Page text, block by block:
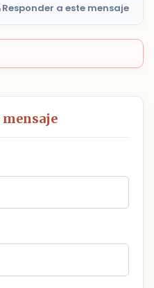
Responder a este mensaje
mensaje